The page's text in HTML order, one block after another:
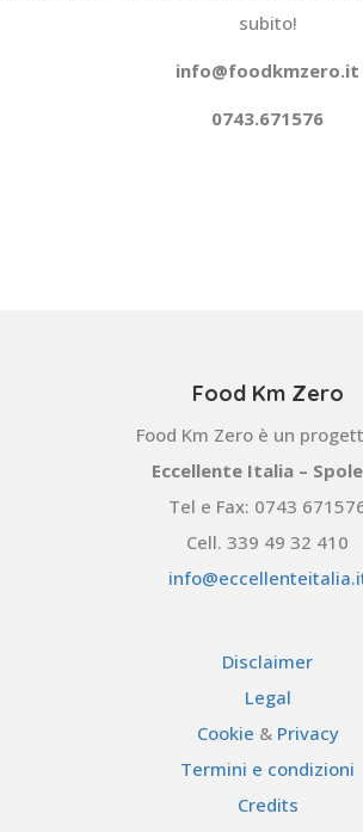
subito!
info@foodkmzero.it
0743.671576
Food Km Zero
Food Km Zero è un
Eccellente Italia –
Tel e Fax: 0743
Cell. 339 49 32 410
Disclaimer
Legal
Cookie & Privacy
Termini e condizioni
Credits